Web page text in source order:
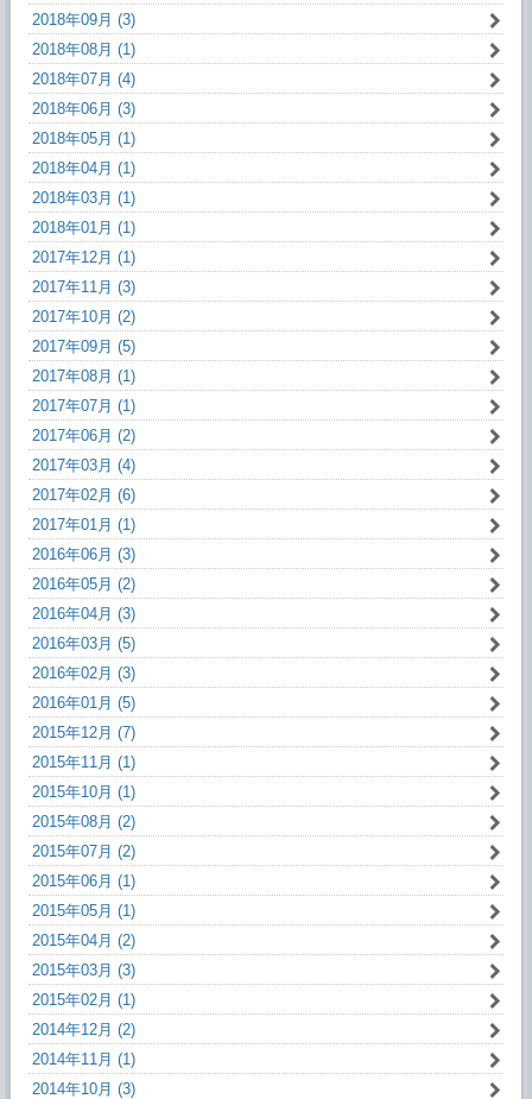
2018年09月 (3)
2018年08月 (1)
2018年07月 (4)
2018年06月 (3)
2018年05月 (1)
2018年04月 (1)
2018年03月 (1)
2018年01月 (1)
2017年12月 (1)
2017年11月 (3)
2017年10月 (2)
2017年09月 (5)
2017年08月 (1)
2017年07月 (1)
2017年06月 (2)
2017年03月 (4)
2017年02月 (6)
2017年01月 (1)
2016年06月 (3)
2016年05月 (2)
2016年04月 (3)
2016年03月 (5)
2016年02月 (3)
2016年01月 (5)
2015年12月 (7)
2015年11月 (1)
2015年10月 (1)
2015年08月 (2)
2015年07月 (2)
2015年06月 (1)
2015年05月 (1)
2015年04月 (2)
2015年03月 (3)
2015年02月 (1)
2014年12月 (2)
2014年11月 (1)
2014年10月 (3)